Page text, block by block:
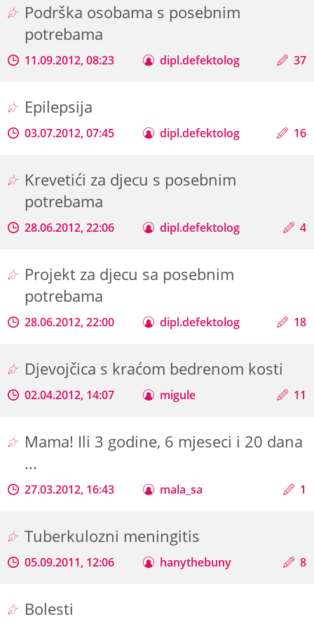
Podrška osobama s posebnim
potrebama
11.09.2012, 08:23 dipl.defektolog 37
Epilepsija
03.07.2012, 07:45 dipl.defektolog 16
Krevetići za djecu s posebnim
potrebama
28.06.2012, 22:06 dipl.defektolog 4
Projekt za djecu sa posebnim
potrebama
28.06.2012, 22:00 dipl.defektolog 18
Djevojčica s kraćom bedrenom kosti
02.04.2012, 14:07 migule 11
Mama! Ili 3 godine, 6 mjeseci i 20 dana
...
27.03.2012, 16:43 mala_sa 1
Tuberkulozni meningitis
05.09.2011, 12:06 hanythebuny 8
Bolesti